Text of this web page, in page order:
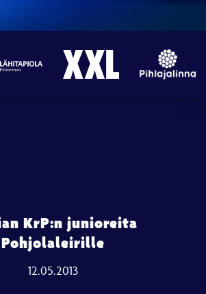
KrP:n junioreita
Pohjolaleirille
12.05.2013